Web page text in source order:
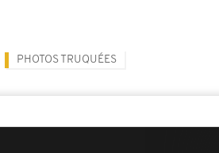
PHOTOS TRUQUÉES